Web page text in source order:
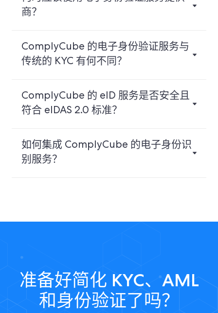
商？
ComplyCube 的电子身份验证服务与
传统的 KYC 有何不同？
ComplyCube 的 eID 服务是否安全且
符合 eIDAS 2.0 标准？
如何集成 ComplyCube 的电子身份识
别服务？
准备好简化 KYC、AML
和身份验证了吗？